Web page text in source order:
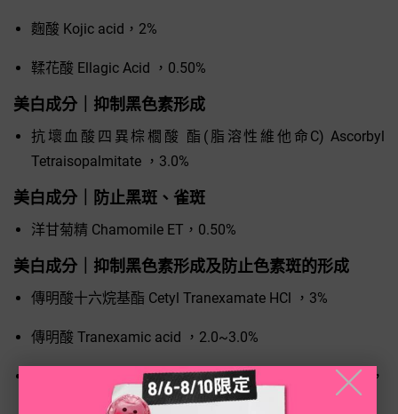
麴酸 Kojic acid，2%
鞣花酸 Ellagic Acid ，0.50%
美白成分｜抑制黑色素形成
抗壞血酸四異棕櫚酸 酯(脂溶性維他命C) Ascorbyl
Tetraisopalmitate ，3.0%
美白成分｜防止黑斑、雀斑
洋甘菊精 Chamomile ET，0.50%
美白成分｜抑制黑色素形成及防止色素斑的形成
傳明酸十六烷基酯 Cetyl Tranexamate HCl ，3%
傳明酸 Tranexamic acid ，2.0~3.0%
甲氧基水楊酸鉀 Potassium Methoxysalicylate ，
╳